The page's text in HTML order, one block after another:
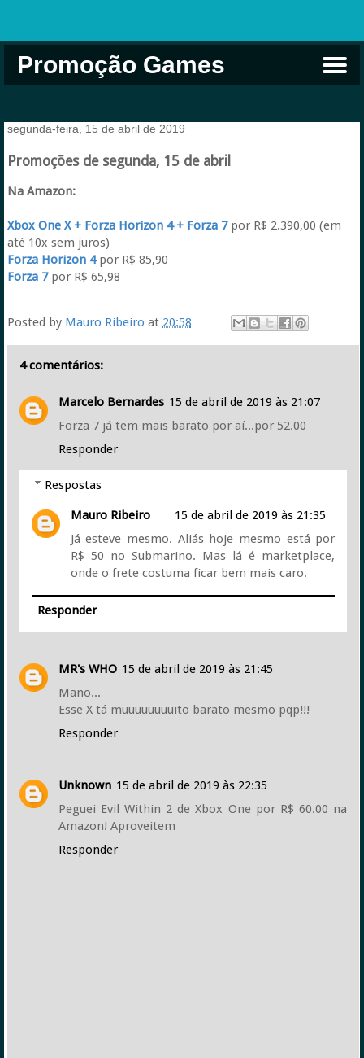
Promoção Games
segunda-feira, 15 de abril de 2019
Promoções de segunda, 15 de abril
Na Amazon:
Xbox One X + Forza Horizon 4 + Forza 7por R$ 2.390,00 (em
até 10x sem juros)
Forza Horizon 4por R$ 85,90
Forza 7por R$ 65,98
Posted by Mauro Ribeiro at 20:58
4 comentários:
Marcelo Bernardes 15 de abril de 2019 às 21:07
Forza 7 já tem mais barato por aí...por 52.00
Responder
Respostas
Mauro Ribeiro
15 de abril de 2019 às 21:35
Já esteve mesmo. Aliás hoje mesmo está por
R$ 50 no Submarino. Mas lá é marketplace,
onde o frete costuma ficar bem mais caro.
Responder
MR's WHO 15 de abril de 2019 às 21:45
Mano...
Esse X tá muuuuuuuuito barato mesmo pqp!!!
Responder
Unknown 15 de abril de 2019 às 22:35
Peguei Evil Within 2 de Xbox One por R$ 60.00 na
Amazon! Aproveitem
Responder